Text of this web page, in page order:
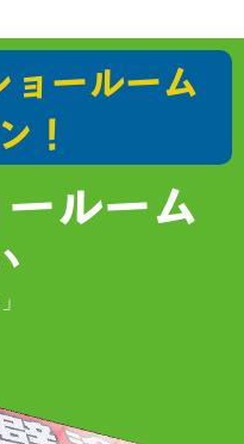
ールーム
！
ルーム